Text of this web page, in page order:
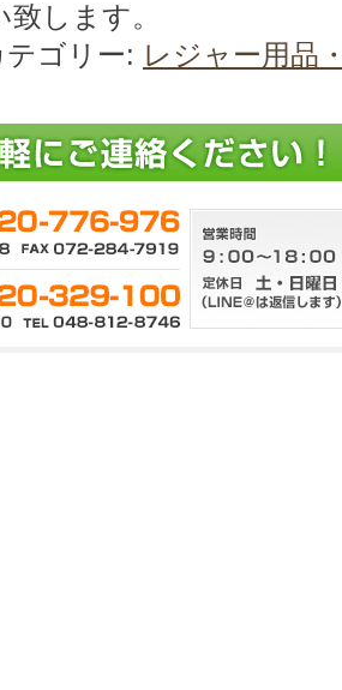
します。
テゴリー: レジャー用品